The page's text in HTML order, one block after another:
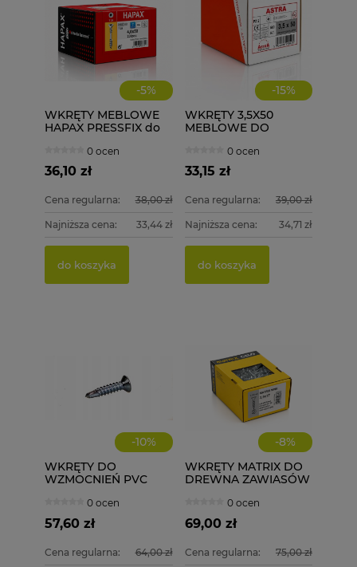
-5%
WKRĘTY MEBLOWE
HAPAX PRESSFIX do
4x50 200 szt.
ściągające
0 ocen
36,10 zł
Cena regularna: 38,00 zł
Najniższa cena: 33,44 zł
do koszyka
-15%
WKRĘTY 3,5X50
MEBLOWE DO
0 ocen
33,15 zł
Cena regularna: 39,00 zł
Najniższa cena: 34,71 zł
do koszyka
-10%
WKRĘTY DO
WZMOCNIEŃ PVC
1000 szt.0 ocen
57,60 zł
Cena regularna: 64,00 zł
-8%
WKRĘTY MATRIX DO
DREWNA ZAWIASÓW
0 ocen
69,00 zł
Cena regularna: 75,00 zł